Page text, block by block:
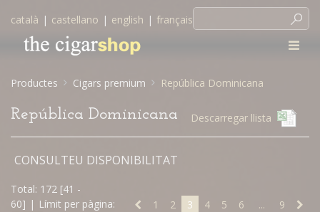
català | castellano | english | français
Productes Cigars premium República Dominicana
República Dominicana Descarregar llista
CONSULTEU DISPONIBILITAT
Total: 172 [41 -
60] | Límit per pàgina: 1 2 3 4 5 6 ... 9